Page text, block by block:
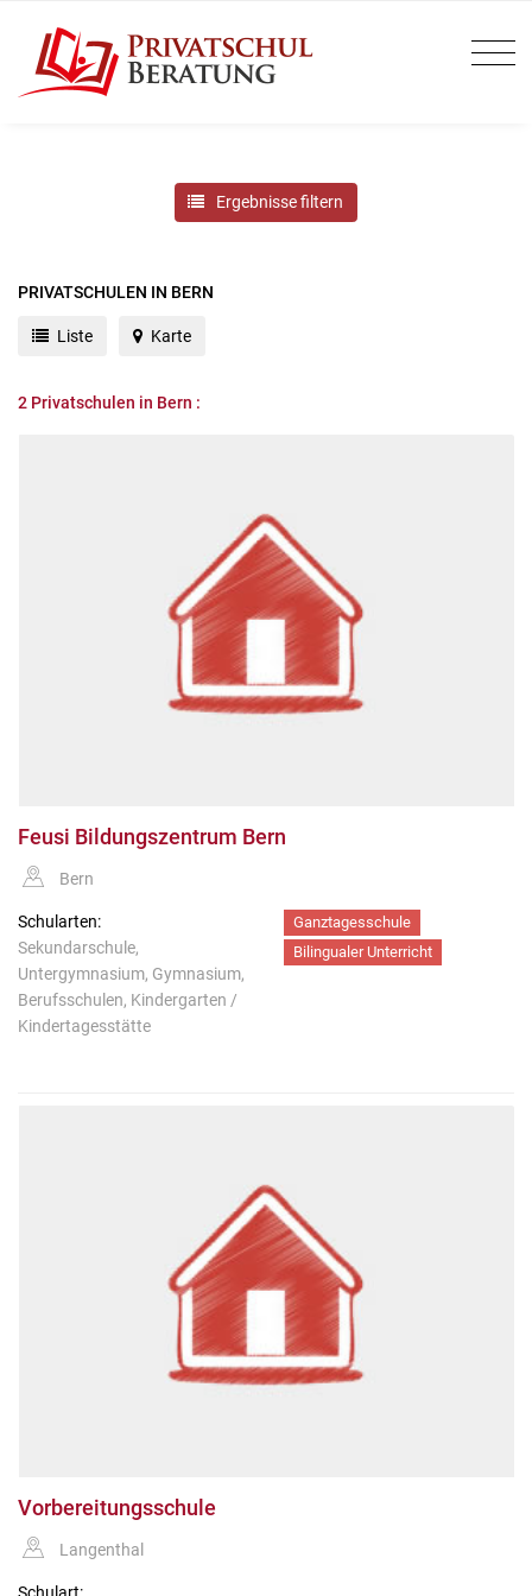
Ergebnisse filtern
PRIVATSCHULEN IN BERN
Liste Karte
2 Privatschulen in Bern :
Feusi Bildungszentrum Bern
Bern
Schularten:
Sekundarschule,
Untergymnasium, Gymnasium,
Berufsschulen, Kindergarten /
Kindertagesstätte
Ganztagesschule
Bilingualer Unterricht
Vorbereitungsschule
Langenthal
Schulart: